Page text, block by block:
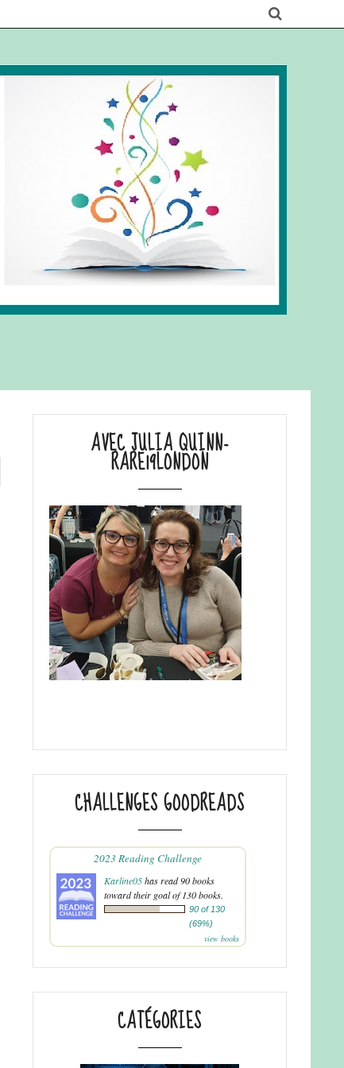
AVEC JULIA QUINN-
RARE19LONDON
CHALLENGES GOODREADS
2023 Reading Challenge
Karline05has read 90 books
toward their goal of 130 books.
90 of 130
(69%)
view books
CATÉGORIES